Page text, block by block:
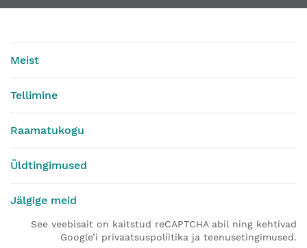
Meist
Tellimine
Raamatukogu
Üldtingimused
Jälgige meid
See veebisait on kaitstud reCAPTCHA abil ning kehtivad
Google’i privaatsuspoliitika ja teenusetingimused.